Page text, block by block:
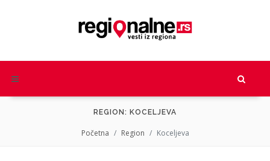
REGION: KOCELJEVA
Početna Region Koceljeva